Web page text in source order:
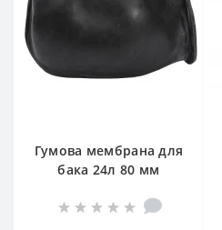
Гумова мембрана для
бака 24л 80 мм